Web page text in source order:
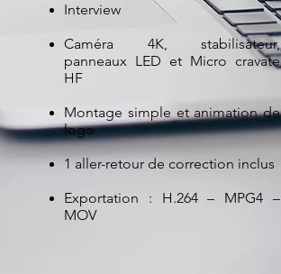
Interview
Caméra 4K, stabilisateur,
panneaux LED et Micro cravate
HF
Montage simple et animation de
logo
1 aller-retour de correction inclus
Exportation : H.264 – MPG4 –
MOV